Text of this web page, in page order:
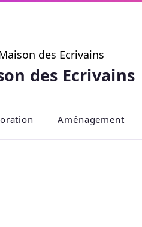
des Ecrivains
Aménagement